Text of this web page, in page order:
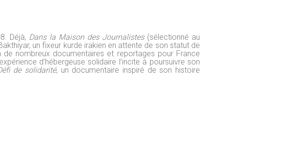
Déjà, Dans la Maison des Journalistes(sélectionné au
un fixeur kurde irakien en attente de son statut de
nombreux documentaires et reportages pour France
d’hébergeuse solidaire l’incite à poursuivre son
de solidarité, un documentaire inspiré de son histoire